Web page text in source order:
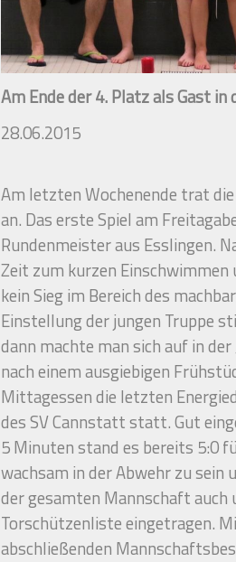
Am Ende der 4. Platz als Gast in
28.06.2015
Am letzten Wochenende trat
an. Das erste Spiel am
Rundenmeister aus Esslingen.
Zeit zum kurzen Einschwimmen
kein Sieg im Bereich des
Einstellung der jungen Truppe
dann machte man sich auf in
nach einem ausgiebigen
Mittagessen die letzten
des SV Cannstatt statt. Gut
5 Minuten stand es bereits 5:0
wachsam in der Abwehr zu sein
der gesamten Mannschaft
Torschützenliste eingetragen.
abschließenden